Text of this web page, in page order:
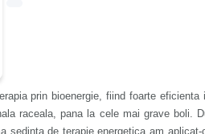
prin bioenergie, fiind foarte eficienta
raceala, pana la cele mai grave boli.
sedinta de terapie energetica am